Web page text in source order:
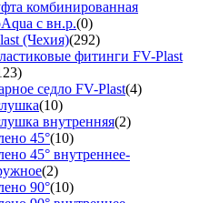
комбинированная
с вн.р.(0)
(Чехия)(292)
фитинги FV-Plast
седло FV-Plast(4)
(10)
внутренняя(2)
45°(10)
45° внутреннее-
(2)
90°(10)